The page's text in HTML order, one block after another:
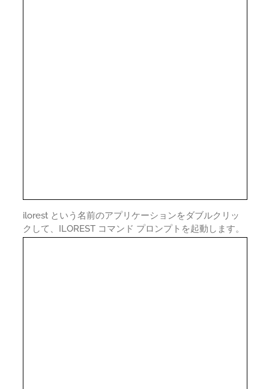
ilorest という名前のアプリケーションをダブルクリッ
クして、ILOREST コマンド プロンプトを起動します。